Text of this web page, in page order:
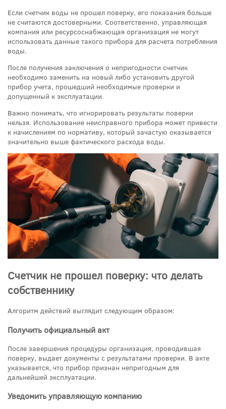
Если счетчик воды не прошел поверку, его показания больше
не считаются достоверными. Соответственно, управляющая
компания или ресурсоснабжающая организация не могут
использовать данные такого прибора для расчета потребления
воды.
После получения заключения о непригодности счетчик
необходимо заменить на новый либо установить другой
прибор учета, прошедший необходимые проверки и
допущенный к эксплуатации.
Важно понимать, что игнорировать результаты поверки
нельзя. Использование неисправного прибора может привести
к начислениям по нормативу, который зачастую оказывается
значительно выше фактического расхода воды.
Счетчик не прошел поверку: что делать
собственнику
Алгоритм действий выглядит следующим образом:
Получить официальный акт
После завершения процедуры организация, проводившая
поверку, выдает документы с результатами проверки. В акте
указывается, что прибор признан непригодным для
дальнейшей эксплуатации.
Уведомить управляющую компанию